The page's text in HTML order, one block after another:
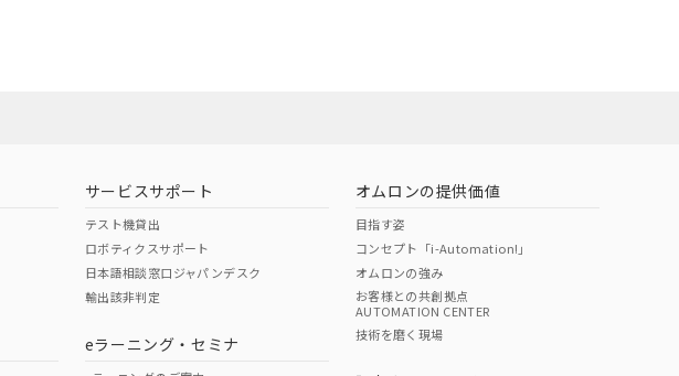
サービスサポート
テスト機貸出
ロボティクスサポート
日本語相談窓口ジャパンデスク
輸出該非判定
eラーニング・セミナ
オムロンの提供価値
目指す姿
コンセプト「i-Automation!」
オムロンの強み
お客様との共創拠点
AUTOMATION CENTER
技術を磨く現場